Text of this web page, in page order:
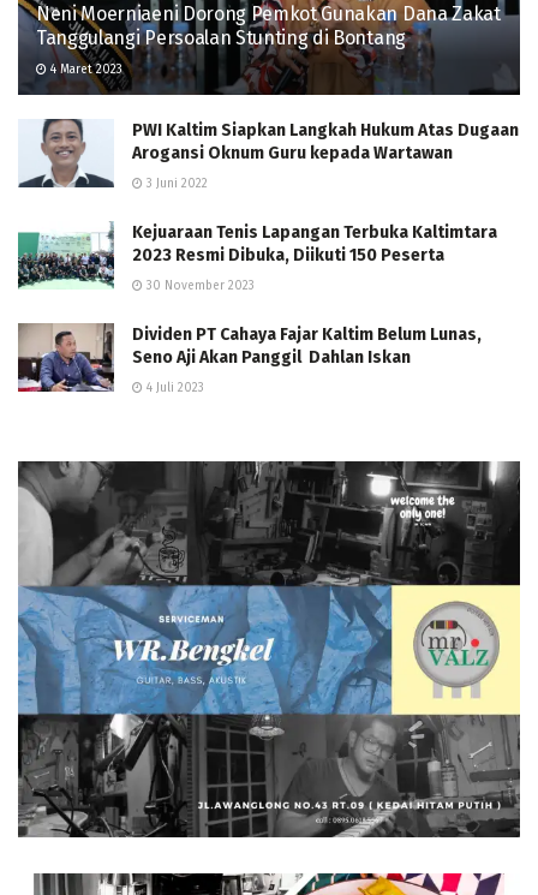
Neni Moerniaeni Dorong Pemkot Gunakan Dana Zakat
Tanggulangi Persoalan Stunting di Bontang
4 Maret 2023
PWI Kaltim Siapkan Langkah Hukum Atas Dugaan
Arogansi Oknum Guru kepada Wartawan
3 Juni 2022
Kejuaraan Tenis Lapangan Terbuka Kaltimtara
2023 Resmi Dibuka, Diikuti 150 Peserta
30 November 2023
Dividen PT Cahaya Fajar Kaltim Belum Lunas,
Seno Aji Akan Panggil Dahlan Iskan
4 Juli 2023